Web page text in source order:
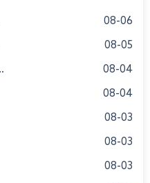
08-06
08-05
08-04
08-04
08-03
08-03
08-03